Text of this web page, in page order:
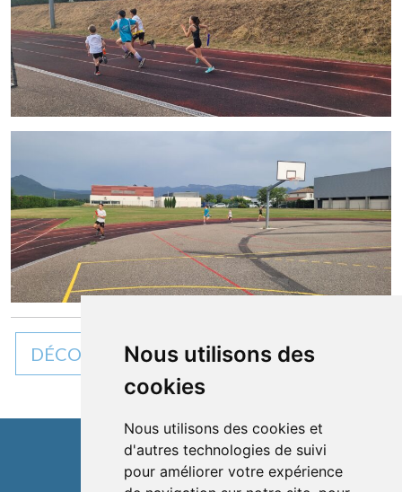
Nous utilisons des
cookies
Nous utilisons des cookies et
d'autres technologies de suivi
pour améliorer votre expérience
DÉCOUVREZ TOUTES NOS ACTUALITÉS
Cléon d'Andran